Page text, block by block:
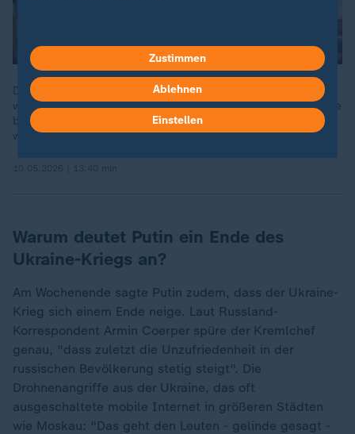
Dass die Ukraine Altkanzler Schröder als Vermittler annehmen
würde, sei unwahrscheinlich, sagt Publizist Albrecht von Lucke
bei ZDFheute live. Schröder sei jahrelang von Putin finanziert
worden.
Warum deutet Putin ein Ende des
Ukraine-Kriegs an?
Am Wochenende sagte Putin zudem, dass der Ukraine-
Krieg sich einem Ende neige. Laut Russland-
Korrespondent Armin Coerper spüre der Kremlchef
genau, "dass zuletzt die Unzufriedenheit in der
russischen Bevölkerung stetig steigt". Die
Drohnenangriffe aus der Ukraine, das oft
ausgeschaltete mobile Internet in größeren Städten
wie Moskau: "Das geht den Leuten - gelinde gesagt -
Zustimmen
Ablehnen
Einstellen